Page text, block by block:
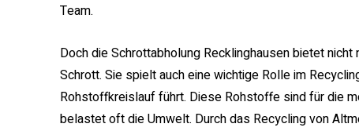
Team.
Doch die Schrottabholung Recklinghausen bietet
Schrott. Sie spielt auch eine wichtige Rolle im
Rohstoffkreislauf führt. Diese Rohstoffe sind für die
belastet oft die Umwelt. Durch das Recycling von